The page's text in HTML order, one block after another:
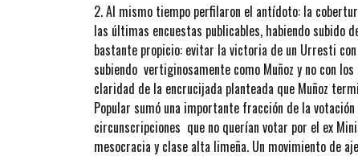
2. Al mismo tiempo perfilaron el antídoto: la
las últimas encuestas publicables, habiendo subido
bastante propicio: evitar la victoria de un Urresti
subiendo vertiginosamente como Muñoz y no con
claridad de la encrucijada planteada que Muñoz
Popular sumó una importante fracción de la
circunscripciones que no querían votar por el ex
mesocracia y clase alta limeña. Un movimiento de